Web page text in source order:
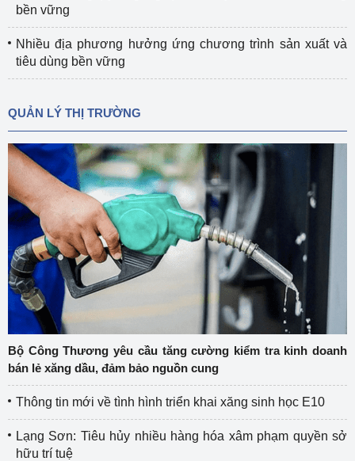
bền vững
Nhiều địa phương hưởng ứng chương trình sản xuất và
tiêu dùng bền vững
QUẢN LÝ THỊ TRƯỜNG
Bộ Công Thương yêu cầu tăng cường kiểm tra kinh doanh
bán lẻ xăng dầu, đảm bảo nguồn cung
Thông tin mới về tình hình triển khai xăng sinh học E10
Lạng Sơn: Tiêu hủy nhiều hàng hóa xâm phạm quyền sở
hữu trí tuệ